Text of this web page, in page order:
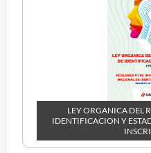
LEY ORGANICA DEL
IDENTIFICACION Y